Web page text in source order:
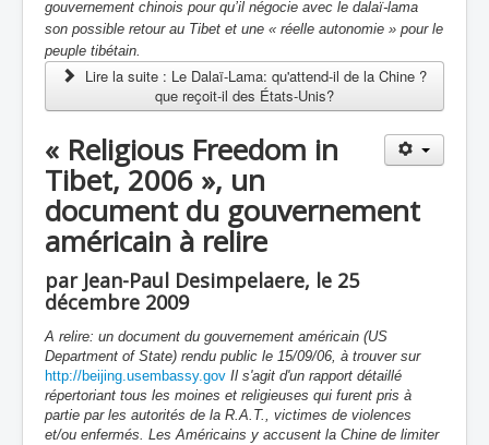
gouvernement chinois pour qu’il négocie avec le dalaï-lama
son possible retour au Tibet et une « réelle autonomie » pour le
peuple tibétain.
Lire la suite : Le Dalaï-Lama: qu'attend-il de la Chine ?
que reçoit-il des États-Unis?
« Religious Freedom in
Tibet, 2006 », un
document du gouvernement
américain à relire
par Jean-Paul Desimpelaere, le 25
décembre 2009
A relire: un document du gouvernement américain (US
Department of State) rendu public le 15/09/06, à trouver sur
http://beijing.usembassy.gov Il s'agit d'un rapport détaillé
répertoriant tous les moines et religieuses qui furent pris à
partie par les autorités de la R.A.T., victimes de violences
et/ou enfermés. Les Américains y accusent la Chine de limiter